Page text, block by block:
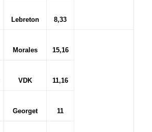
Lebreton 8,33
Morales 15,16
VDK 11,16
Georget 11